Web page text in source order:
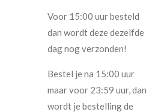
Voor 15:00 uur besteld
dan wordt deze dezelfde
dag nog verzonden!
Bestel je na 15:00 uur
maar voor 23:59 uur, dan
wordt je bestelling de